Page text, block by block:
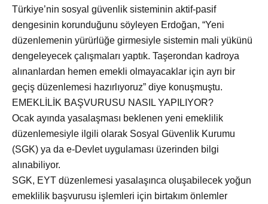
Türkiye’nin sosyal güvenlik sisteminin aktif-pasif
dengesinin korunduğunu söyleyen Erdoğan, “Yeni
düzenlemenin yürürlüğe girmesiyle sistemin mali yükünü
dengeleyecek çalışmaları yaptık. Taşerondan kadroya
alınanlardan hemen emekli olmayacaklar için ayrı bir
geçiş düzenlemesi hazırlıyoruz” diye konuşmuştu.
EMEKLİLİK BAŞVURUSU NASIL YAPILIYOR?
Ocak ayında yasalaşması beklenen yeni emeklilik
düzenlemesiyle ilgili olarak Sosyal Güvenlik Kurumu
(SGK) ya da e-Devlet uygulaması üzerinden bilgi
alınabiliyor.
SGK, EYT düzenlemesi yasalaşınca oluşabilecek yoğun
emeklilik başvurusu işlemleri için birtakım önlemler